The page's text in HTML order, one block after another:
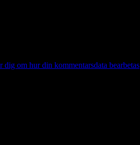
dig om hur din kommentarsdata bearbetas